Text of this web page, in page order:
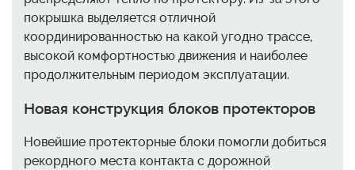
покрышка выделяется отличной
координированностью на какой угодно трассе,
высокой комфортностью движения и наиболее
продолжительным периодом эксплуатации.
Новая конструкция блоков протекторов
Новейшие протекторные блоки помогли добиться
рекордного места контакта с дорожной